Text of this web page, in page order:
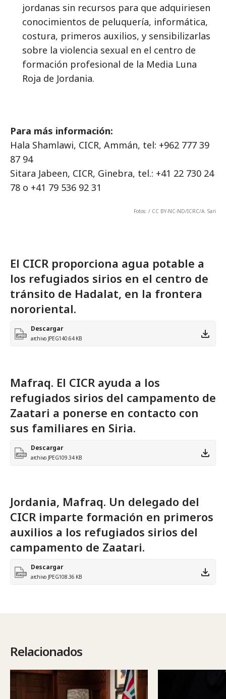
jordanas sin recursos para que adquiriesen
conocimientos de peluquería, informática,
costura, primeros auxilios, y sensibilizarlas
sobre la violencia sexual en el centro de
formación profesional de la Media Luna
Roja de Jordania.
Para más información:
Hala Shamlawi, CICR, Ammán, tel: +962 777 39
87 94
Sitara Jabeen, CICR, Ginebra, tel.: +41 22 730 24
78 o +41 79 536 92 31
Fotos: / CC BY-NC-ND/ICRC/A. Sari
El CICR proporciona agua potable a
los refugiados sirios en el centro de
tránsito de Hadalat, en la frontera
nororiental.
Descargar
archivo JPEG140.64 KB
Mafraq. El CICR ayuda a los
refugiados sirios del campamento de
Zaatari a ponerse en contacto con
sus familiares en Siria.
Descargar
archivo JPEG109.34 KB
Jordania, Mafraq. Un delegado del
CICR imparte formación en primeros
auxilios a los refugiados sirios del
campamento de Zaatari.
Descargar
archivo JPEG108.36 KB
Relacionados